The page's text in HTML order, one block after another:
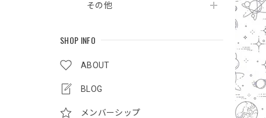
その他
SHOP INFO
ABOUT
BLOG
メンバーシップ